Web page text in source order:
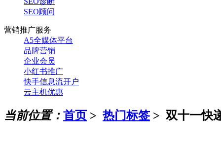
SEO顾问
营销推广服务
A5全媒体平台
品牌营销
企业会员
小红书推广
快手信息流开户
云主机优惠
当前位置： 首页 > 热门标签 > 双十一快